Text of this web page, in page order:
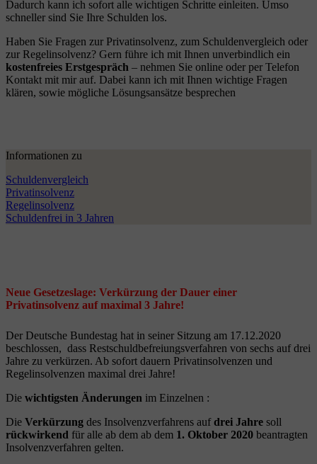
Dadurch kann ich sofort alle wichtigen Schritte einleiten. Umso
schneller sind Sie Ihre Schulden los.
Haben Sie Fragen zur Privatinsolvenz, zum Schuldenvergleich oder
zur Regelinsolvenz? Gern führe ich mit Ihnen unverbindlich ein
kostenfreies Erstgespräch – nehmen Sie online oder per Telefon
Kontakt mit mir auf. Dabei kann ich mit Ihnen wichtige Fragen
klären, sowie mögliche Lösungsansätze besprechen
Informationen zu
Schuldenvergleich
Privatinsolvenz
Regelinsolvenz
Schuldenfrei in 3 Jahren
Neue Gesetzeslage: Verkürzung der Dauer einer
Privatinsolvenz auf maximal 3 Jahre!
Der Deutsche Bundestag hat in seiner Sitzung am 17.12.2020
beschlossen, dass Restschuldbefreiungsverfahren von sechs auf drei
Jahre zu verkürzen. Ab sofort dauern Privatinsolvenzen und
Regelinsolvenzen maximal drei Jahre!
Die wichtigsten Änderungen im Einzelnen :
Die Verkürzung des Insolvenzverfahrens aufdrei Jahre soll
rückwirkend für alle ab dem ab dem 1. Oktober 2020 beantragten
Insolvenzverfahren gelten.